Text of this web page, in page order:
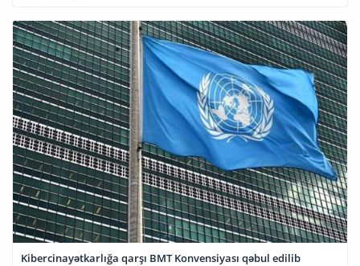
Kibercinayətkarlığa qarşı BMT Konvensiyası qəbul edilib